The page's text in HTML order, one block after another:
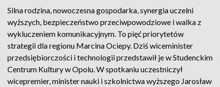
Silna rodzina, nowoczesna gospodarka, synergia uczelni
wyższych, bezpieczeństwo przeciwpowodziowe i walka z
wykluczeniem komunikacyjnym. To pięć priorytetów
strategii dla regionu Marcina Ociepy. Dziś wiceminister
przedsiębiorczości i technologii przedstawił je w Studenckim
Centrum Kultury w Opolu. W spotkaniu uczestniczył
wicepremier, minister nauki i szkolnictwa wyższego Jarosław